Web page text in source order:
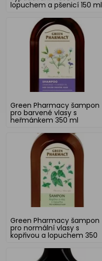
lopuchem a pšenicí 150 ml
Green Pharmacy šampon
pro barvené vlasy s
heřmánkem 350 ml
Green Pharmacy šampon
pro normální vlasy s
kopřivou a lopuchem 350
ml